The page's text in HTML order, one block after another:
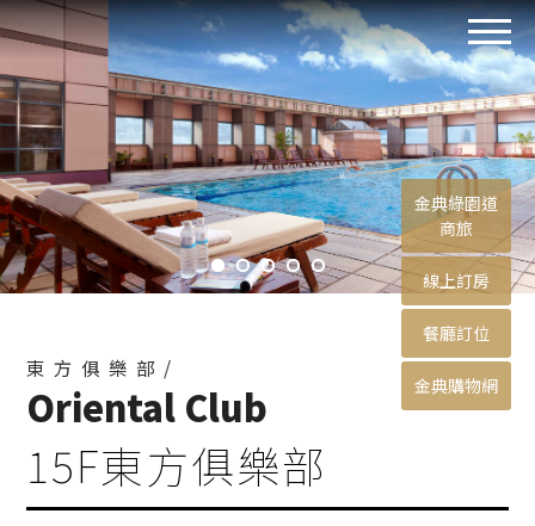
金典綠園道
商旅
線上訂房
餐廳訂位
金典購物網
東方俱樂部/
Oriental Club
15F東方俱樂部